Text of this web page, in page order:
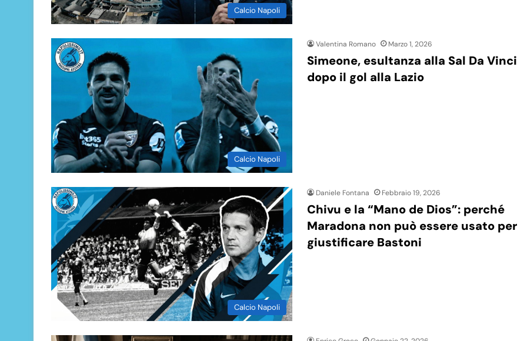
Calcio Napoli
Calcio Napoli
Valentina Romano Marzo 1, 2026
Simeone, esultanza alla Sal Da Vinci
dopo il gol alla Lazio
Calcio Napoli
Daniele Fontana Febbraio 19, 2026
Chivu e la “Mano de Dios”: perché
Maradona non può essere usato per
giustificare Bastoni